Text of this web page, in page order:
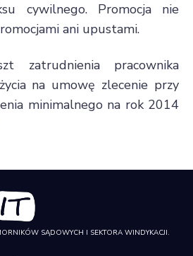
cywilnego. Promocja nie
ani upustami.
zatrudnienia pracownika
na umowę zlecenie przy
minimalnego na rok 2014
SĄDOWYCH I SEKTORA WINDYKACJI.